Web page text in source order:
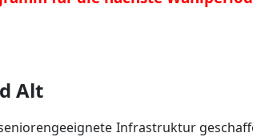
Alt
Infrastruktur